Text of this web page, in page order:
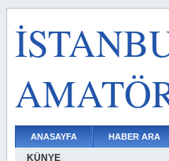
ANASAYFA HABER ARA
KÜNYE